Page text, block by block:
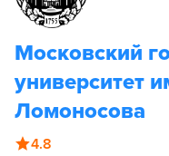
Московский
университет
Ломоносова
4.8